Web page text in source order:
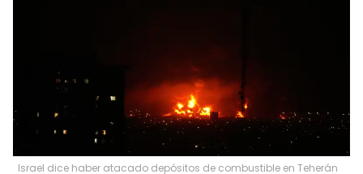
Israel dice haber atacado depósitos de combustible en Teherán